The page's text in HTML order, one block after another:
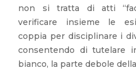
non si tratta di atti
verificare insieme le
coppia per disciplinare i
consentendo di tutelare
bianco, la parte debole